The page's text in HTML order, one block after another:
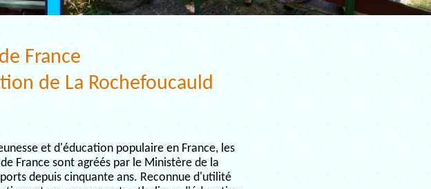
France
de La Rochefoucauld
et d'éducation populaire en France, les
France sont agréés par le Ministère de la
depuis cinquante ans. Reconnue d'utilité